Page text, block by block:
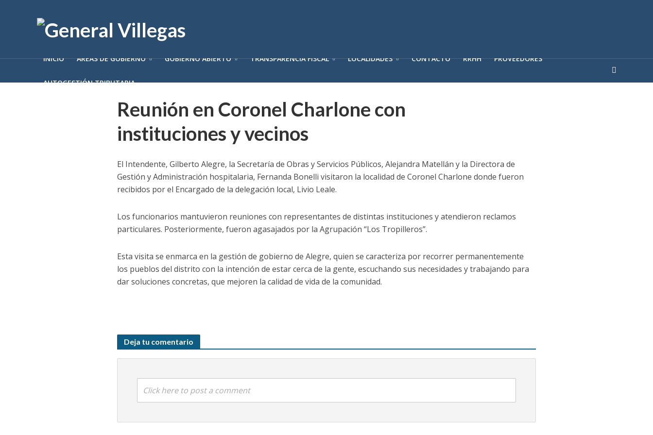
INICIO ÁREAS DE GOBIERNO GOBIERNO ABIERTO TRANSPARENCIA FISCAL LOCALIDADES CONTACTO RRHH PROVEEDORES
AUTOGESTIÓN TRIBUTARIA
Reunión en Coronel Charlone con
instituciones y vecinos
El Intendente, Gilberto Alegre, la Secretaría de Obras y Servicios Públicos, Alejandra Matellán y la Directora de
Gestión y Administración hospitalaria, Fernanda Bonelli visitaron la localidad de Coronel Charlone donde fueron
recibidos por el Encargado de la delegación local, Livio Leale.
Los funcionarios mantuvieron reuniones con representantes de distintas instituciones y atendieron reclamos
particulares. Posteriormente, fueron agasajados por la Agrupación “Los Tropilleros”.
Esta visita se enmarca en la gestión de gobierno de Alegre, quien se caracteriza por recorrer permanentemente
los pueblos del distrito con la intención de estar cerca de la gente, escuchando sus necesidades y trabajando para
dar soluciones concretas, que mejoren la calidad de vida de la comunidad.
Deja tu comentario
Click here to post a comment